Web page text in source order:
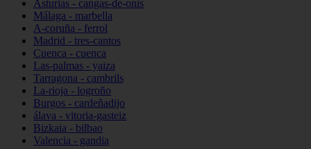
Asturias - cangas-de-onís
Málaga - marbella
A-coruña - ferrol
Madrid - tres-cantos
Cuenca - cuenca
Las-palmas - yaiza
Tarragona - cambrils
La-rioja - logroño
Burgos - cardeñadijo
álava - vitoria-gasteiz
Bizkaia - bilbao
Valencia - gandia